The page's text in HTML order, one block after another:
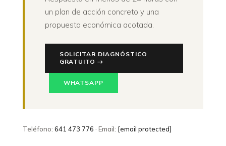
un plan de acción concreto y una
propuesta económica acotada.
SOLICITAR DIAGNÓSTICO
GRATUITO →
WHATSAPP
Teléfono: 641 473 776 · Email: [email protected]